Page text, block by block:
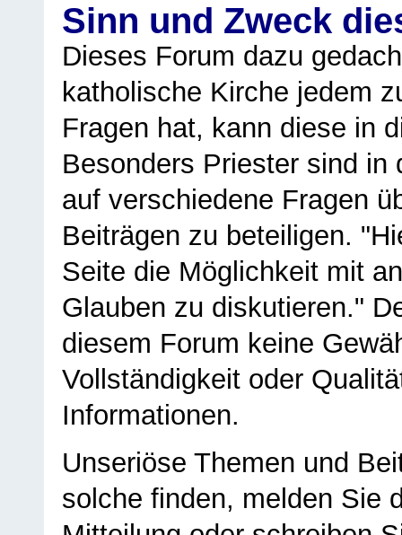
Sinn und Zweck
Dieses Forum dazu
katholische Kirche jedem
Fragen hat, kann diese in
Besonders Priester sind in
auf verschiedene Fragen
Beiträgen zu beteiligen.
Seite die Möglichkeit mit
Glauben zu diskutieren."
diesem Forum keine
Vollständigkeit oder
Informationen.
Unseriöse Themen und
solche finden, melden Sie